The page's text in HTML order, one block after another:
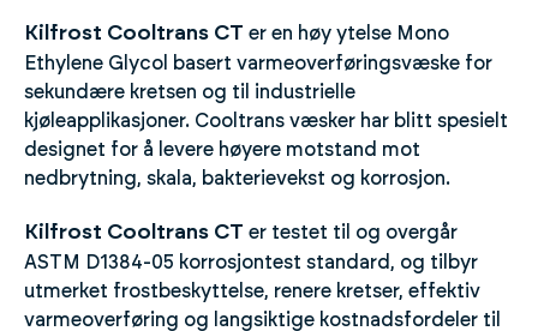
Kilfrost Cooltrans CT er en høy ytelse Mono
Ethylene Glycol basert varmeoverføringsvæske for
sekundære kretsen og til industrielle
kjøleapplikasjoner. Cooltrans væsker har blitt spesielt
designet for å levere høyere motstand mot
nedbrytning, skala, bakterievekst og korrosjon.
Kilfrost Cooltrans CT er testet til og overgår
ASTM D1384-05 korrosjontest standard, og tilbyr
utmerket frostbeskyttelse, renere kretser, effektiv
varmeoverføring og langsiktige kostnadsfordeler til